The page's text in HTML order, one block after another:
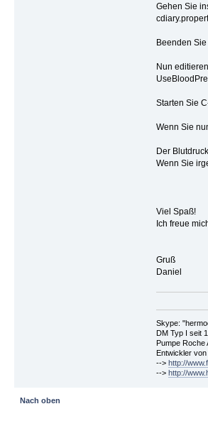
Gehen Sie
Beenden Sie
Nun
Starten Sie
Wenn Sie
Der
Wenn Sie
Viel Spaß!
Ich freue
Gruß
Daniel
Skype:
DM Typ I seit
Pumpe Roche
Entwickler von
--> http://
--> http://
Nach oben